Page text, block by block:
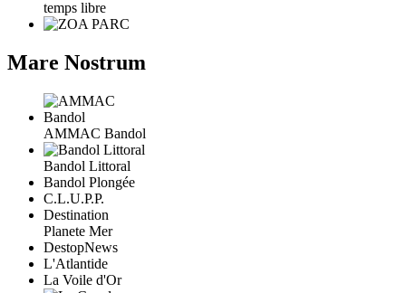
temps libre
Mare Nostrum
AMMAC Bandol
Bandol Littoral
Bandol Plongée
C.L.U.P.P.
Destination
Planete Mer
DestopNews
L'Atlantide
La Voile d'Or